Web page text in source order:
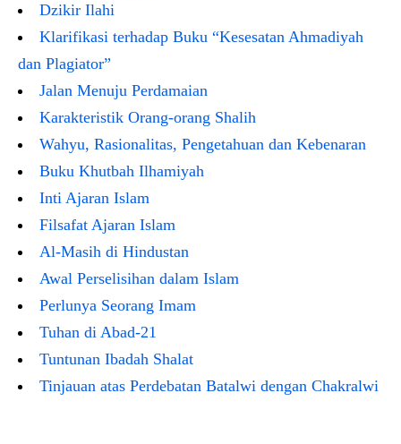
Dzikir Ilahi
Klarifikasi terhadap Buku “Kesesatan Ahmadiyah
dan Plagiator”
Jalan Menuju Perdamaian
Karakteristik Orang-orang Shalih
Wahyu, Rasionalitas, Pengetahuan dan Kebenaran
Buku Khutbah Ilhamiyah
Inti Ajaran Islam
Filsafat Ajaran Islam
Al-Masih di Hindustan
Awal Perselisihan dalam Islam
Perlunya Seorang Imam
Tuhan di Abad-21
Tuntunan Ibadah Shalat
Tinjauan atas Perdebatan Batalwi dengan Chakralwi